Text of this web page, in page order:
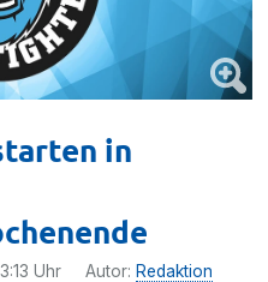
in
Uhr Autor: Redaktion